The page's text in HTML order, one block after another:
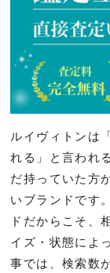
ルイヴィトンは
れる」と言われ
だ持っていた方
いブランドです
ドだからこそ、
イズ・状態によ
事では、検索数